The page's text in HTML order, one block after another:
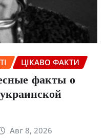
ЦІКАВО ФАКТИ
факты о
Авг 8, 2026